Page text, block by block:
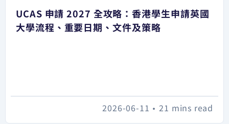
UCAS 申請 2027 全攻略：香港學生申請英國
大學流程、重要日期、文件及策略
21 mins read
•
2026-06-11